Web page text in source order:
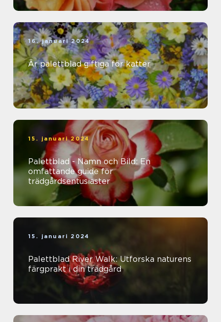
16. januari 2024
Är palettblad giftiga för katter
15. januari 2024
Palettblad - Namn och Bild: En
omfattande guide för
trädgårdsentusiaster
15. januari 2024
Palettblad River Walk: Utforska naturens
färgprakt i din trädgård